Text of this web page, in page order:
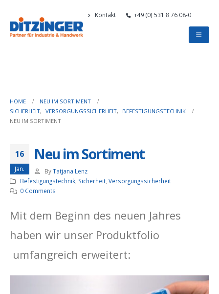
Kontakt +49 (0) 531 8 76 08-0
HOME
NEU IM SORTIMENT
SICHERHEIT, VERSORGUNGSSICHERHEIT,
BEFESTIGUNGSTECHNIK
NEU IM SORTIMENT
16
Jan.
Neu im Sortiment
By Tatjana Lenz
Befestigungstechnik, Sicherheit, Versorgungssicherheit
0 Comments
Mit dem Beginn des neuen Jahres
haben wir unser Produktfolio
umfangreich erweitert: